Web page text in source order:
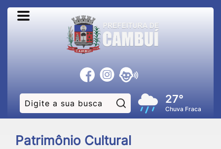
Pesquisar:27°
Chuva Fraca
Patrimônio Cultural